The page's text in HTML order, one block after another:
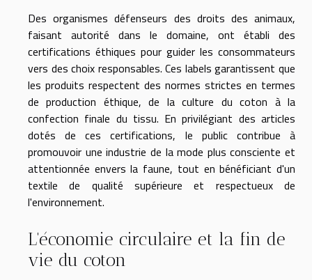
Des organismes défenseurs des droits des animaux,
faisant autorité dans le domaine, ont établi des
certifications éthiques pour guider les consommateurs
vers des choix responsables. Ces labels garantissent que
les produits respectent des normes strictes en termes
de production éthique, de la culture du coton à la
confection finale du tissu. En privilégiant des articles
dotés de ces certifications, le public contribue à
promouvoir une industrie de la mode plus consciente et
attentionnée envers la faune, tout en bénéficiant d'un
textile de qualité supérieure et respectueux de
l'environnement.
L'économie circulaire et la fin de
vie du coton